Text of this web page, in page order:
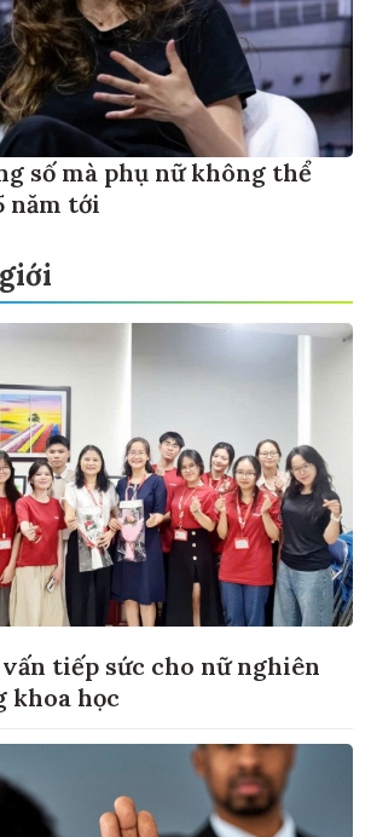
số mà phụ nữ không thể
năm tới
tiếp sức cho nữ nghiên
khoa học